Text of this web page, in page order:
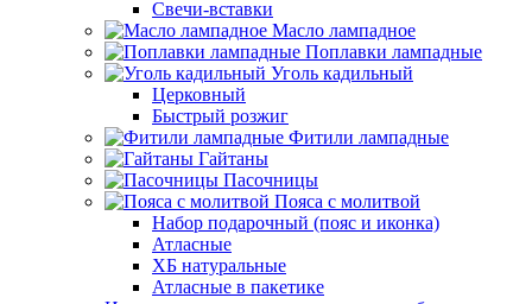
Свечи-вставки
Масло лампадное
Поплавки лампадные
Уголь кадильный
Церковный
Быстрый розжиг
Фитили лампадные
Гайтаны
Пасочницы
Пояса с молитвой
Набор подарочный (пояс и иконка)
Атласные
ХБ натуральные
Атласные в пакетике